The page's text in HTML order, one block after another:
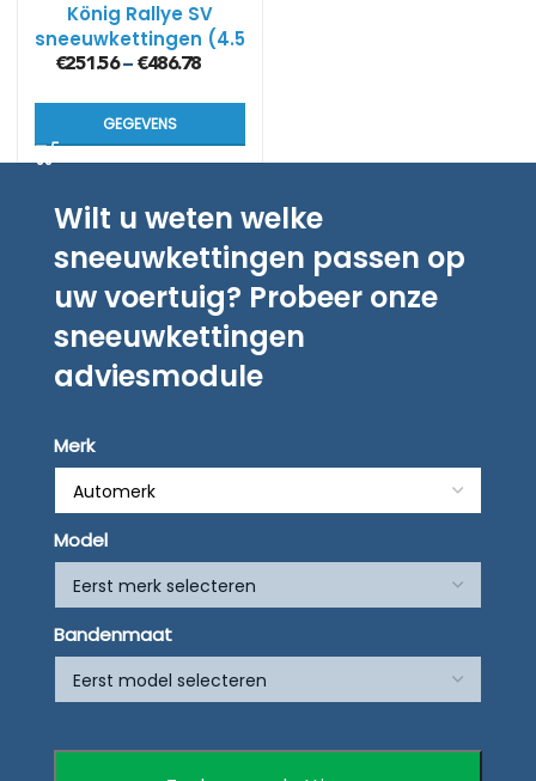
König Rallye SV
sneeuwkettingen (4.5
mm)
€251.56– €486.78
GEGEVENS
Wilt u weten welke
sneeuwkettingen passen op
uw voertuig? Probeer onze
sneeuwkettingen
adviesmodule
Merk
Model
Bandenmaat